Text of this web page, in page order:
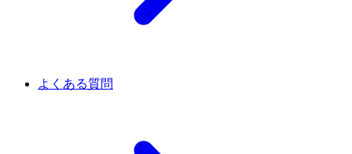
よくある質問